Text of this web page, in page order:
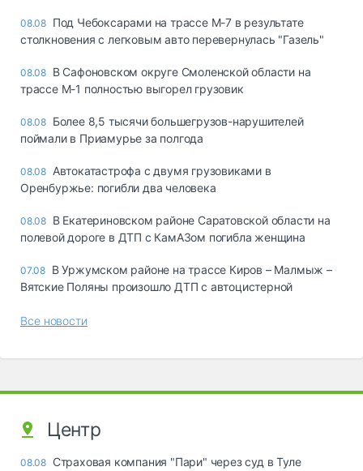
08.08 Под Чебоксарами на трассе М-7 в результате
столкновения с легковым авто перевернулась "Газель"
08.08 В Сафоновском округе Смоленской области на
трассе М-1 полностью выгорел грузовик
08.08 Более 8,5 тысячи большегрузов-нарушителей
поймали в Приамурье за полгода
08.08 Автокатастрофа с двумя грузовиками в
Оренбуржье: погибли два человека
08.08 В Екатериновском районе Саратовской области на
полевой дороге в ДТП с КамАЗом погибла женщина
07.08 В Уржумском районе на трассе Киров – Малмыж –
Вятские Поляны произошло ДТП с автоцистерной
Все новости
Центр
08.08 Страховая компания "Пари" через суд в Туле